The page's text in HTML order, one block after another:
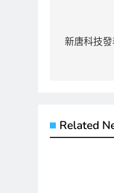
章
新唐科技
Related